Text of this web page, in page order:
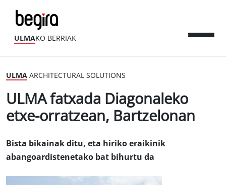
ULMAKO BERRIAK
ULMA ARCHITECTURAL SOLUTIONS
ULMA fatxada Diagonaleko
etxe-orratzean, Bartzelonan
Bista bikainak ditu, eta hiriko eraikinik
abangoardistenetako bat bihurtu da